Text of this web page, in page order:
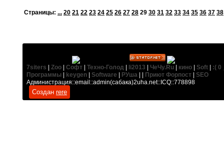
Cтраницы: ... 20 21 22 23 24 25 26 27 28 29 30 31 32 33 34 35 36 37 38
7siters Zoo Софт Техно-Голод li2013 ЧеЧу.Ru кино Soft
:( 0
Программы
keygen Software РУша Приют Форпост
SEO
Администрация::email::admin(сабака)2uha.net::ICQ::778898
Создан rere